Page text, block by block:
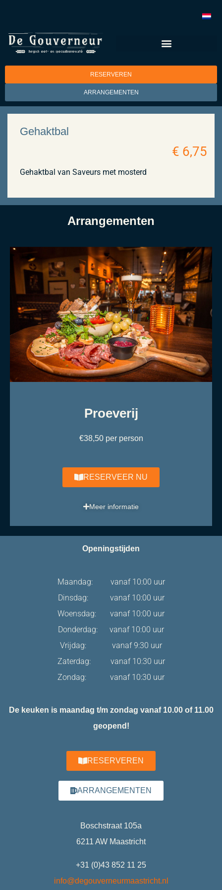
RESERVEREN
ARRANGEMENTEN
Gehaktbal
€ 6,75
Gehaktbal van Saveurs met mosterd
Arrangementen
Proeverij
€38,50 per person
RESERVEER NU
Meer informatie
Openingstijden
Maandag: vanaf 10:00 uur
Dinsdag: vanaf 10:00 uur
Woensdag: vanaf 10:00 uur
Donderdag: vanaf 10:00 uur
Vrijdag: vanaf 9:30 uur
Zaterdag: vanaf 10:30 uur
Zondag: vanaf 10:30 uur
De keuken is maandag t/m zondag vanaf 10.00 of 11.00
geopend!
RESERVEREN
ARRANGEMENTEN
Boschstraat 105a
6211 AW Maastricht
+31 (0)43 852 11 25
info@degouverneurmaastricht.nl